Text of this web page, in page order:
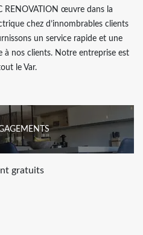
RENOVATION œuvre dans la
chez d’innombrables clients
un service rapide et une
à nos clients. Notre entreprise est
le Var.
gratuits